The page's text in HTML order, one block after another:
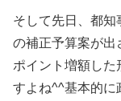
そして先日、都知
の補正予算案が出
ポイント増額し
すよね^^基本的に